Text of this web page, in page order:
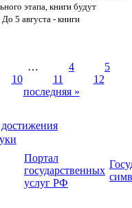
этапа, книги будут
До 5 августа - книги
… 4
5
10 11
12
последняя »
Портал
государственных
услуг РФ